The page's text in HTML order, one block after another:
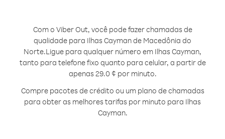
Com o Viber Out, você pode fazer chamadas de
qualidade para Ilhas Cayman de Macedônia do
Norte.Ligue para qualquer número em Ilhas Cayman,
tanto para telefone fixo quanto para celular, a partir de
apenas 29.0 ¢ por minuto.
Compre pacotes de crédito ou um plano de chamadas
para obter as melhores tarifas por minuto para Ilhas
Cayman.